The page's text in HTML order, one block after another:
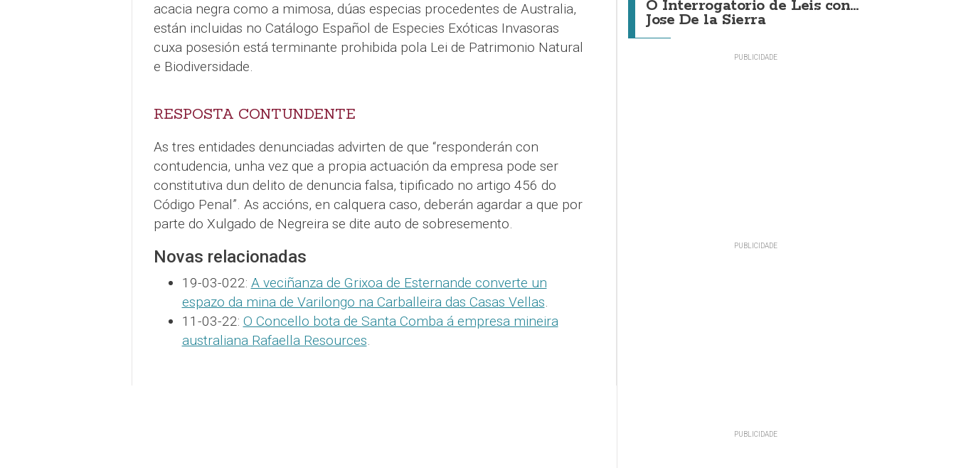
acacia negra como a mimosa, dúas especias procedentes de Australia,
están incluidas no Catálogo Español de Especies Exóticas Invasoras
cuxa posesión está terminante prohibida pola Lei de Patrimonio Natural
e Biodiversidade.
RESPOSTA CONTUNDENTE
As tres entidades denunciadas advirten de que “responderán con
contudencia, unha vez que a propia actuación da empresa pode ser
constitutiva dun delito de denuncia falsa, tipificado no artigo 456 do
Código Penal”. As accións, en calquera caso, deberán agardar a que por
parte do Xulgado de Negreira se dite auto de sobresemento.
Novas relacionadas
19-03-022: A veciñanza de Grixoa de Esternande converte un
espazo da mina de Varilongo na Carballeira das Casas Vellas.
11-03-22: O Concello bota de Santa Comba á empresa mineira
australiana Rafaella Resources.
O Interrogatorio de Leis con...
Jose De la Sierra